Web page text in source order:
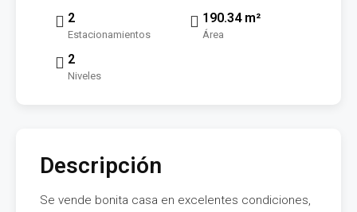
2
Estacionamientos
190.34 m²
Área
2
Niveles
Descripción
Se vende bonita casa en excelentes condiciones,